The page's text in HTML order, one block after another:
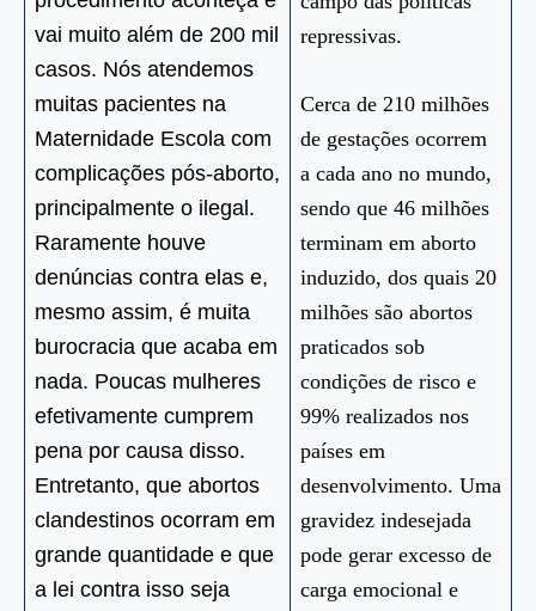
vai muito além de 200 mil
casos. Nós atendemos
muitas pacientes na
Maternidade Escola com
complicações pós-aborto,
principalmente o ilegal.
Raramente houve
denúncias contra elas e,
mesmo assim, é muita
burocracia que acaba em
nada. Poucas mulheres
efetivamente cumprem
pena por causa disso.
Entretanto, que abortos
clandestinos ocorram em
grande quantidade e que
a lei contra isso seja
repressivas.
Cerca de 210 milhões
de gestações ocorrem
a cada ano no mundo,
sendo que 46 milhões
terminam em aborto
induzido, dos quais 20
milhões são abortos
praticados sob
condições de risco e
99% realizados nos
países em
desenvolvimento. Uma
gravidez indesejada
pode gerar excesso de
carga emocional e